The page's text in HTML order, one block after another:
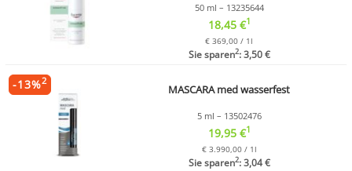
50 ml – 13235644
18,45 €1
€ 369,00 / 1l
Sie sparen2: 3,50 €
MASCARA med wasserfest
5 ml – 13502476
19,95 €1
€ 3.990,00 / 1l
Sie sparen2: 3,04 €
-13%2